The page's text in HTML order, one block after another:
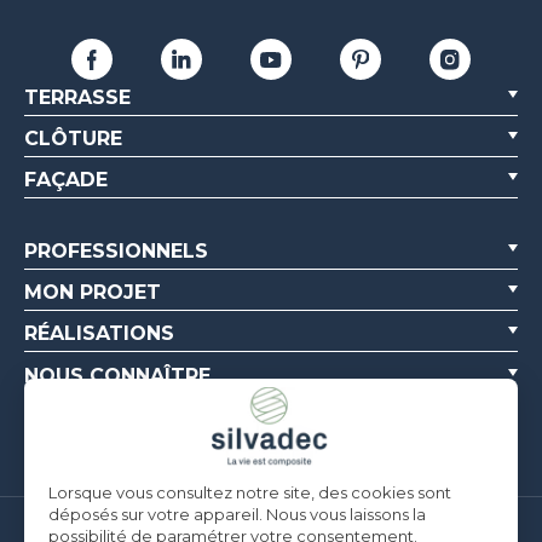
TERRASSE
CLÔTURE
FAÇADE
PROFESSIONNELS
MON PROJET
RÉALISATIONS
NOUS CONNAÎTRE
Lorsque vous consultez notre site, des cookies sont
déposés sur votre appareil. Nous vous laissons la
possibilité de paramétrer votre consentement.